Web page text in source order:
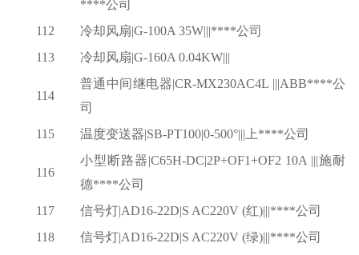
****公司
112
冷却风扇|G-100A 35W|||****公司
113
冷却风扇|G-160A 0.04KW|||
114
普通中间继电器|CR-MX230AC4L |||ABB****公
司
115
温度变送器|SB-PT100|0-500°|||上****公司
116
小型断路器|C65H-DC|2P+OF1+OF2 10A |||施耐
德****公司
117
信号灯|AD16-22D|S AC220V (红)|||****公司
118
信号灯|AD16-22D|S AC220V (绿)|||****公司